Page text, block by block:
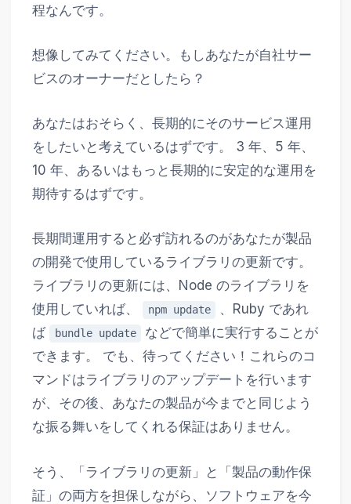
程なんです。
想像してみてください。もしあなたが自社サー
ビスのオーナーだとしたら？
あなたはおそらく、長期的にそのサービス運用
をしたいと考えているはずです。 3 年、5 年、
10 年、あるいはもっと長期的に安定的な運用を
期待するはずです。
長期間運用すると必ず訪れるのがあなたが製品
の開発で使用しているライブラリの更新です。
ライブラリの更新には、Node のライブラリを
使用していれば、
npm update
、Ruby であれ
ば
bundle update
などで簡単に実行することが
できます。 でも、待ってください！これらのコ
マンドはライブラリのアップデートを行います
が、その後、あなたの製品が今までと同じよう
な振る舞いをしてくれる保証はありません。
そう、「ライブラリの更新」と「製品の動作保
証」の両方を担保しながら、ソフトウェアを今